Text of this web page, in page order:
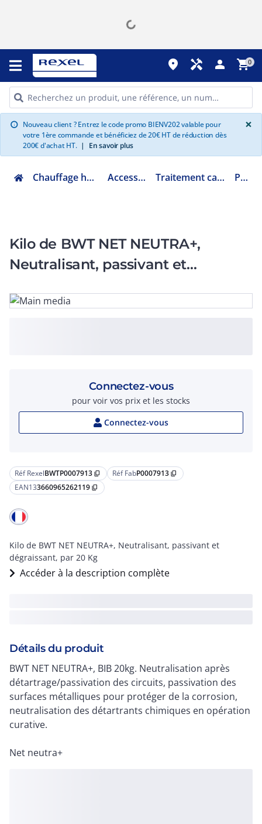
place handyman person shopping_cart0
info Nouveau client ? Entrez le code promo BIENV202 valable pour
votre 1ère commande et bénéficiez de 20€ HT de réduction dès
200€ d'achat HT. | En savoir plus
×
Chauffage hydraulique et plomberie Accessoires chaufferie Traitement canalisation et condensats P0007913
Kilo de BWT NET NEUTRA+,
Neutralisant, passivant et
Réf RexelBWTP0007913 content_copy Réf FabP0007913 content_copy
EAN133660965262119 content_copy
Kilo de BWT NET NEUTRA+, Neutralisant, passivant et
dégraissant, par 20 Kg
Accéder à la description complète
Détails du produit
BWT NET NEUTRA+, BIB 20kg. Neutralisation après
détartrage/passivation des circuits, passivation des
surfaces métalliques pour protéger de la corrosion,
neutralisation des détartrants chimiques en opération
curative.
Net neutra+
Connectez-vous
pour voir vos prix et les stocks
Connectez-vous